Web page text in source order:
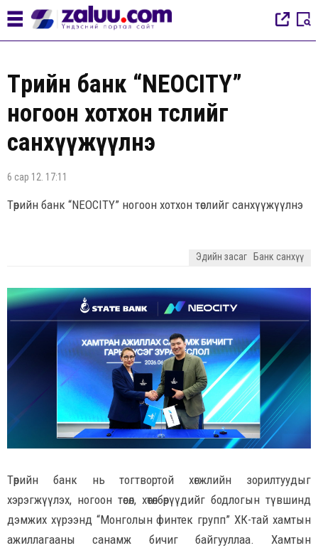
Төрийн банк “NEOCITY”
ногоон хотхон төслийг
санхүүжүүлнэ
6 сар 12. 17:11
Төрийн банк “NEOCITY” ногоон хотхон төслийг санхүүжүүлнэ
Эдийн засаг Банк санхүү
Төрийн банк нь тогтвортой хөгжлийн зорилтуудыг
хэрэгжүүлэх, ногоон төсөл, хөтөлбөрүүдийг бодлогын түвшинд
дэмжих хүрээнд “Монголын финтек групп” ХК-тай хамтын
ажиллагааны санамж бичиг байгууллаа. Хамтын